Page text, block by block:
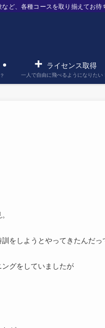
ど、各種コースを取り揃えてお待
ライセンス取得
一人で自由に飛べるようになりたい
をしようとやってきたんだっ
グをしていましたが